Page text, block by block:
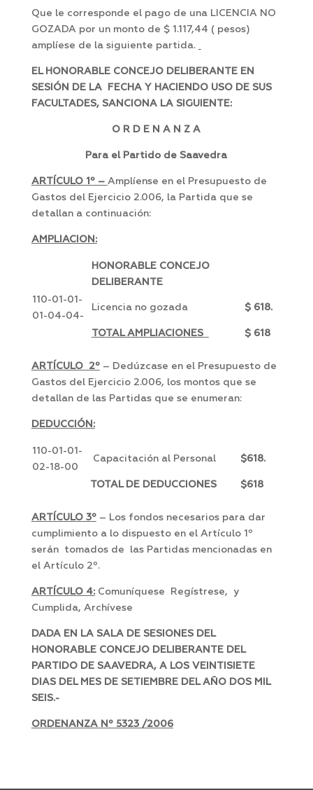
Que le corresponde el pago de una LICENCIA NO
GOZADA por un monto de $ 1.117,44 ( pesos)
amplíese de la siguiente partida.
EL HONORABLE CONCEJO DELIBERANTE EN
SESIÓN DE LA FECHA Y HACIENDO USO DE SUS
FACULTADES, SANCIONA LA SIGUIENTE:
O R D E N A N Z A
Para el Partido de Saavedra
ARTÍCULO 1º – Amplíense en el Presupuesto de
Gastos del Ejercicio 2.006, la Partida que se
detallan a continuación:
AMPLIACION:
HONORABLE CONCEJO
DELIBERANTE
110-01-01-
01-04-04-
Licencia no gozada $ 618.
TOTAL AMPLIACIONES $ 618
ARTÍCULO 2º– Dedúzcase en el Presupuesto de
Gastos del Ejercicio 2.006, los montos que se
detallan de las Partidas que se enumeran:
DEDUCCIÓN:
110-01-01-
02-18-00
Capacitación al Personal $618.
TOTAL DE DEDUCCIONES $618
ARTÍCULO 3º– Los fondos necesarios para dar
cumplimiento a lo dispuesto en el Artículo 1º
serán tomados de las Partidas mencionadas en
el Artículo 2º.
ARTÍCULO 4:Comuníquese Regístrese, y
Cumplida, Archívese
DADA EN LA SALA DE SESIONES DEL
HONORABLE CONCEJO DELIBERANTE DEL
PARTIDO DE SAAVEDRA, A LOS VEINTISIETE
DIAS DEL MES DE SETIEMBRE DEL AÑO DOS MIL
SEIS.-
ORDENANZA Nº 5323 /2006